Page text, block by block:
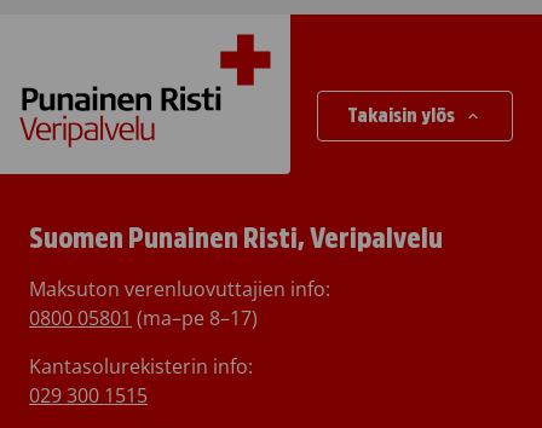
Takaisin ylös
Suomen Punainen Risti, Veripalvelu
Maksuton verenluovuttajien info:
0800 05801 (ma–pe 8–17)
Kantasolurekisterin info:
029 300 1515